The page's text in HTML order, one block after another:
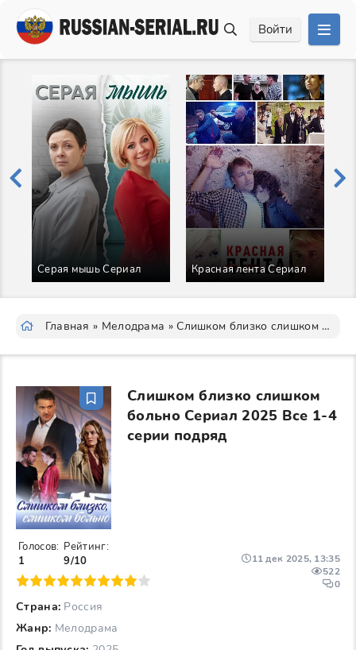
Войти
Серая мышь Сериал Красная лента Сериал
Главная » Мелодрама » Слишком близко слишком больно Сериал
Слишком близко слишком
больно Сериал 2025 Все 1-4
серии подряд
Страна: Россия
Жанр: Мелодрама
11 дек 2025, 13:35
522
0
Голосов:
1
Рейтинг:
9/10
7 8 9 10